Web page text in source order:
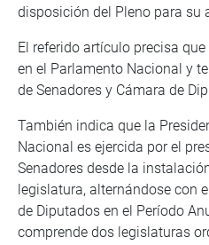
disposición del Pleno para su
El referido artículo precisa
en el Parlamento Nacional y
de Senadores y Cámara de
También indica que la
Nacional es ejercida por el
Senadores desde la
legislatura, alternándose con
de Diputados en el Período
comprende dos legislaturas